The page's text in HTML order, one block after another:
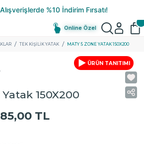
Online Özel
TEK KIŞILIK YATAK MATY 5 ZONE YATAK 150X200
ÜRÜN TANITIMI
150X200
TL